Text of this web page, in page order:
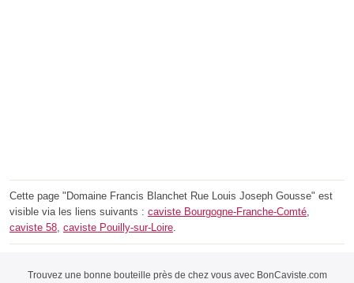
Cette page "Domaine Francis Blanchet Rue Louis Joseph Gousse" est
visible via les liens suivants : caviste Bourgogne-Franche-Comté,
caviste 58, caviste Pouilly-sur-Loire.
Trouvez une bonne bouteille près de chez vous avec BonCaviste.com